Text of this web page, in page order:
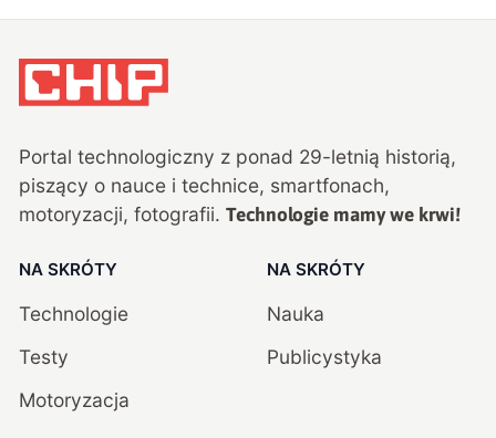
Portal technologiczny z ponad 29-letnią historią,
piszący o nauce i technice, smartfonach,
motoryzacji, fotografii. Technologie mamy we krwi!
NA SKRÓTY
Technologie
Testy
Motoryzacja
NA SKRÓTY
Nauka
Publicystyka